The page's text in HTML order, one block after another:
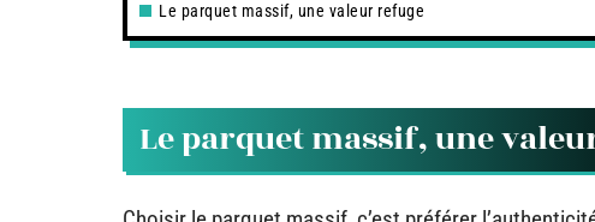
Le parquet massif, une valeur refuge
Le parquet massif, une